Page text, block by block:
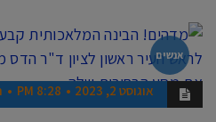
אנשים
אוגוסט 2, 2023 8:28 PM